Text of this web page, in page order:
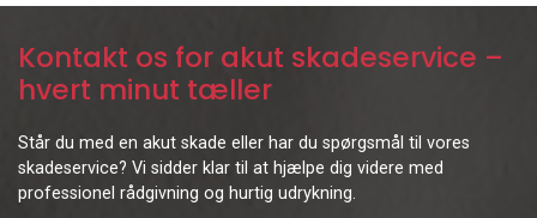
Kontakt os for akut skadeservice –
hvert minut tæller
Står du med en akut skade eller har du spørgsmål til vores
skadeservice? Vi sidder klar til at hjælpe dig videre med
professionel rådgivning og hurtig udrykning.